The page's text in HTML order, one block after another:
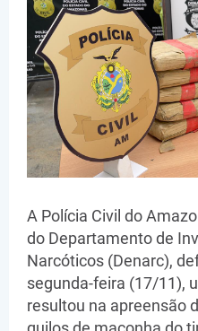
A Polícia Civil do
do Departamento de
Narcóticos (Denarc),
segunda-feira (17/11),
resultou na apreensão